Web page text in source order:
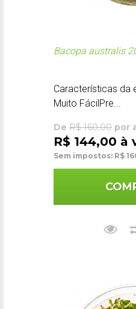
Bacopa australis
Características da
Muito FácilPre...
De R$ 160,00 por
R$ 144,00 à
Sem impostos: R$